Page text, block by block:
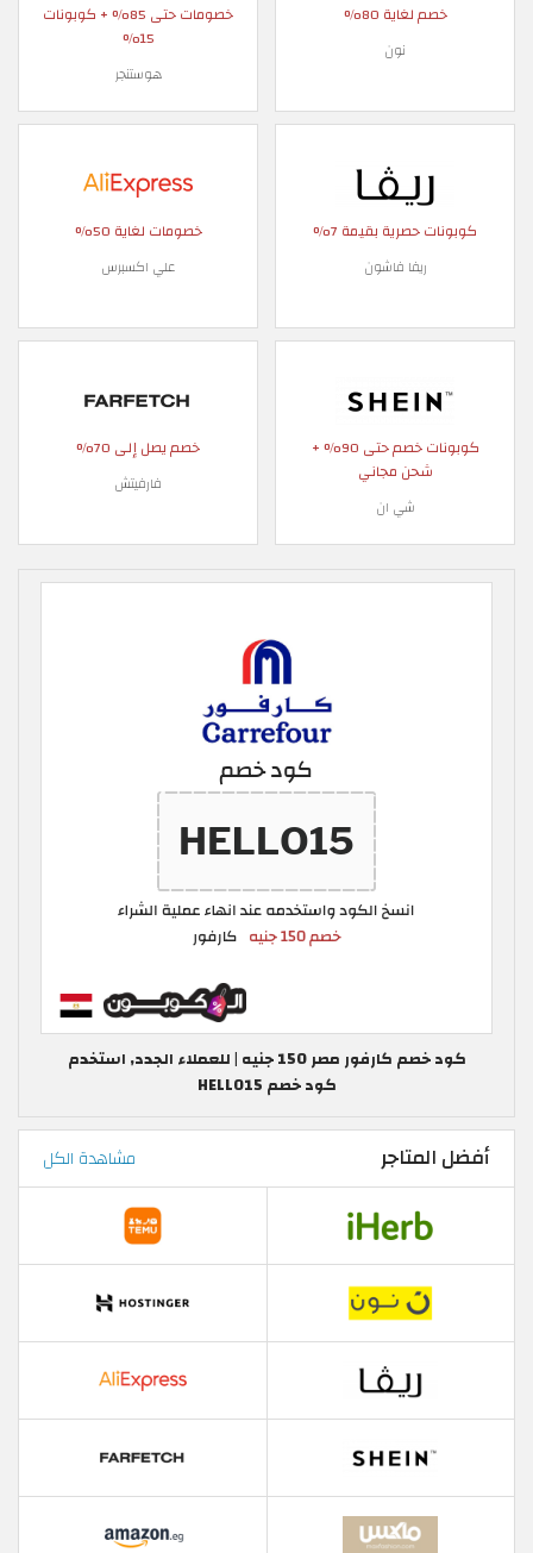
خصم لغاية 80%
نون
خصومات حتى 85% + كوبونات
15%
هوستنجر
كوبونات حصرية بقيمة 7%
ريفا فاشون
خصومات لغاية 50%
علي اكسبرس
كوبونات خصم حتى 90% +
شحن مجاني
شي ان
خصم يصل إلى 70%
فارفيتش
كود خصم كارفور مصر 150 جنيه | للعملاء الجدد, استخدم
كود خصم HELLO15
أفضل المتاجر مشاهدة الكل